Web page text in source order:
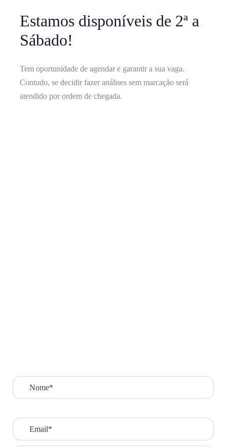
Estamos disponíveis de 2ª a
Sábado!
Tem oportunidade de agendar e garantir a sua vaga.
Contudo, se decidir fazer análises sem marcação será
atendido por ordem de chegada.